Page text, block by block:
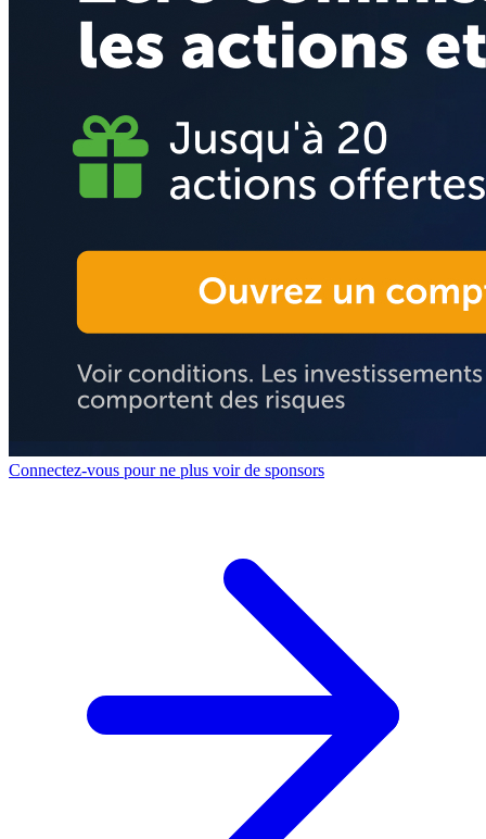
Connectez-vous pour ne plus voir de sponsors